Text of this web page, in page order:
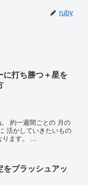
ruby
に打ち勝つ＋星を
約一週間ごとの 月の
活かしていきたいもの
ります。 ...
をブラッシュアッ